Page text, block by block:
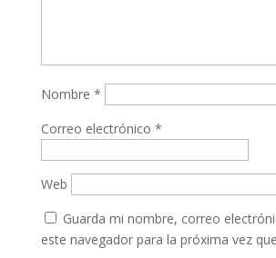
Nombre *
Correo electrónico *
Web
Guarda mi nombre, correo
este navegador para la próxima vez